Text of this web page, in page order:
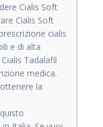
Cialis Soft
Cialis Soft
cialis
e di alta
Tadalafil
medica.
la